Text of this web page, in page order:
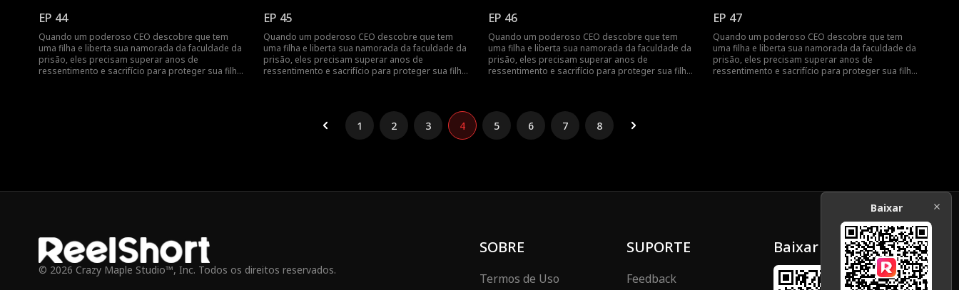
EP 44
Quando um poderoso CEO descobre que tem
uma filha e liberta sua namorada da faculdade da
prisão, eles precisam superar anos de
ressentimento e sacrifício para proteger sua filha
EP 45
Quando um poderoso CEO descobre que tem
uma filha e liberta sua namorada da faculdade da
prisão, eles precisam superar anos de
ressentimento e sacrifício para proteger sua filha
EP 46
Quando um poderoso CEO descobre que tem
uma filha e liberta sua namorada da faculdade da
prisão, eles precisam superar anos de
ressentimento e sacrifício para proteger sua filha
EP 47
Quando um poderoso CEO descobre que tem
uma filha e liberta sua namorada da faculdade da
prisão, eles precisam superar anos de
ressentimento e sacrifício para proteger sua filha
1 2 3 4 5 6 7 8
© 2026 Crazy Maple Studio™, Inc. Todos os direitos reservados.
SOBRE
Termos de Uso
SUPORTE
Feedback
Baixar
Baixar